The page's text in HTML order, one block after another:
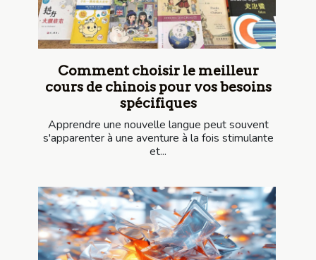
Comment choisir le meilleur
cours de chinois pour vos besoins
spécifiques
Apprendre une nouvelle langue peut souvent
s'apparenter à une aventure à la fois stimulante
et...